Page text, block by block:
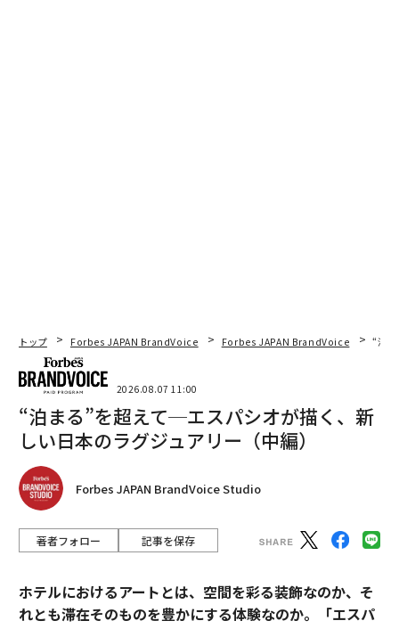
トップ Forbes JAPAN BrandVoice Forbes JAPAN BrandVoice “泊
2026.08.07 11:00
“泊まる”を超えて─エスパシオが描く、新
しい日本のラグジュアリー（中編）
Forbes JAPAN BrandVoice Studio
著者フォロー 記事を保存
ホテルにおけるアートとは、空間を彩る装飾なのか、そ
れとも滞在そのものを豊かにする体験なのか。「エスパ